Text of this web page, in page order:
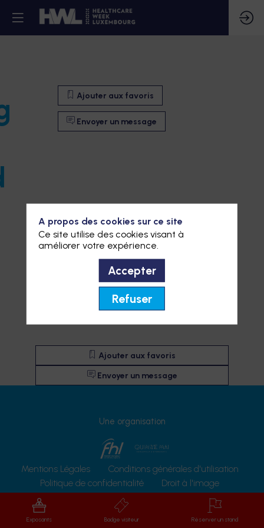
Ajouter aux favoris
Envoyer un message
Ajouter aux favoris
Envoyer un message
Une organisation
Mentions Légales
Conditions générales d'utilisation
Politique de confidentialité
Droit à l'image
Protection des données
Exposants Badge visiteur Réserver un stand
A propos des cookies sur ce site
Ce site utilise des cookies visant à
améliorer votre expérience.
Accepter
Refuser